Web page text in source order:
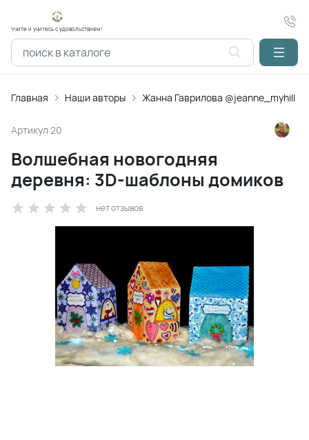
Учите и учитесь с удовольствием!
Главная Наши авторы Жанна Гаврилова @jeanne_myhill
Артикул 20
Волшебная новогодняя
деревня: 3D-шаблоны домиков
нет отзывов